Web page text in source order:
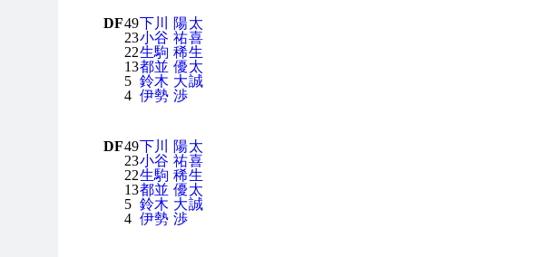
DF49下川 陽太
23小谷 祐喜
22生駒 稀生
13都並 優太
5 鈴木 大誠
4 伊勢 渉
DF49下川 陽太
23小谷 祐喜
22生駒 稀生
13都並 優太
5 鈴木 大誠
4 伊勢 渉